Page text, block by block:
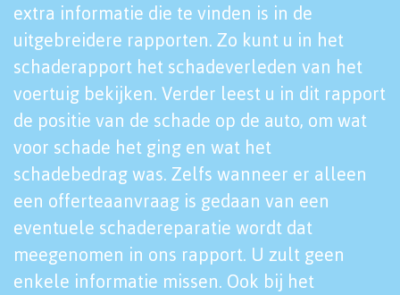
extra informatie die te vinden is in de
uitgebreidere rapporten. Zo kunt u in het
schaderapport het schadeverleden van het
voertuig bekijken. Verder leest u in dit rapport
de positie van de schade op de auto, om wat
voor schade het ging en wat het
schadebedrag was. Zelfs wanneer er alleen
een offerteaanvraag is gedaan van een
eventuele schadereparatie wordt dat
meegenomen in ons rapport. U zult geen
enkele informatie missen. Ook bij het